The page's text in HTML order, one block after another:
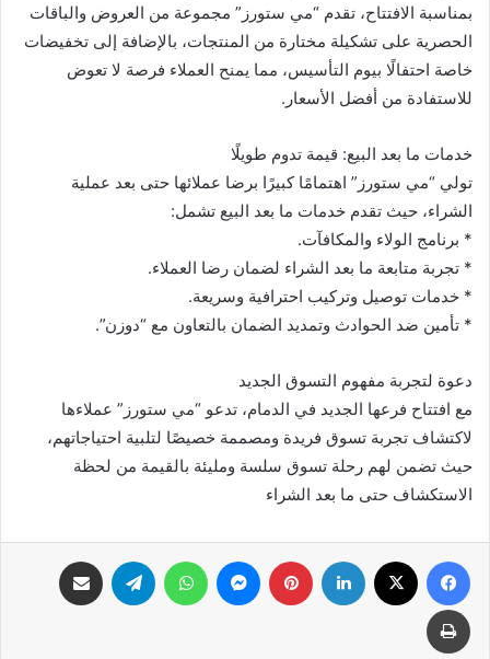
بمناسبة الافتتاح، تقدم “مي ستورز” مجموعة من العروض والباقات
الحصرية على تشكيلة مختارة من المنتجات، بالإضافة إلى تخفيضات
خاصة احتفالًا بيوم التأسيس، مما يمنح العملاء فرصة لا تعوض
للاستفادة من أفضل الأسعار.
خدمات ما بعد البيع: قيمة تدوم طويلًا
تولي “مي ستورز” اهتمامًا كبيرًا برضا عملائها حتى بعد عملية
الشراء، حيث تقدم خدمات ما بعد البيع تشمل:
* برنامج الولاء والمكافآت.
* تجربة متابعة ما بعد الشراء لضمان رضا العملاء.
* خدمات توصيل وتركيب احترافية وسريعة.
* تأمين ضد الحوادث وتمديد الضمان بالتعاون مع “دوزن”.
دعوة لتجربة مفهوم التسوق الجديد
مع افتتاح فرعها الجديد في الدمام، تدعو “مي ستورز” عملاءها
لاكتشاف تجربة تسوق فريدة ومصممة خصيصًا لتلبية احتياجاتهم،
حيث تضمن لهم رحلة تسوق سلسة ومليئة بالقيمة من لحظة
الاستكشاف حتى ما بعد الشراء